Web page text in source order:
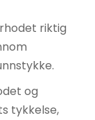
riktig
og
tykkelse,